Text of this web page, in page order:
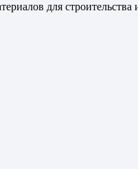
для строительства